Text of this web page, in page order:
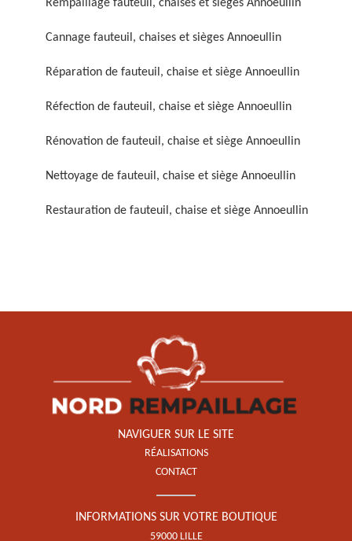
Rénovation de fauteuil,
chaise et siège 59
Nettoyage de fauteuil,
chaise et siège 59
Restauration de fauteuil,
chaise et siège 59
Rempaillage fauteuil, chaises et sièges Annoeullin
Cannage fauteuil, chaises et sièges Annoeullin
Réparation de fauteuil, chaise et siège Annoeullin
Réfection de fauteuil, chaise et siège Annoeullin
Rénovation de fauteuil, chaise et siège Annoeullin
Nettoyage de fauteuil, chaise et siège Annoeullin
Restauration de fauteuil, chaise et siège Annoeullin
NAVIGUER SUR LE SITE
RÉALISATIONS
CONTACT
INFORMATIONS SUR VOTRE BOUTIQUE
59000 LILLE